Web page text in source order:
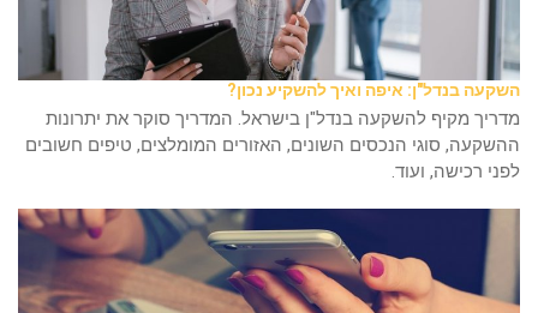
השקעה בנדל"ן: איפה ואיך להשקיע נכון?
מדריך מקיף להשקעה בנדל"ן בישראל. המדריך סוקר את יתרונות
ההשקעה, סוגי הנכסים השונים, האזורים המומלצים, טיפים חשובים
לפני רכישה, ועוד.